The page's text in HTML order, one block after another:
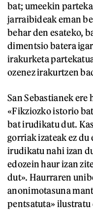
bat; umeekin
jarraibideak eman
behar den esateko,
dimentsio batera
irakurketa
ozenez irakurtzen
San Sebastianek
«Fikziozko istorio
bat irudikatu dut.
gorriak izateak ez
irudikatu nahi izan
edozein haur izan
dut». Haurraren
anonimotasuna
pentsatuta» ilustratu